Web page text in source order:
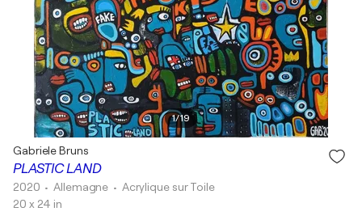
1/19
PLASTIC LAND
Gabriele Bruns
2020 • Allemagne • Acrylique sur Toile
20 x 24 in